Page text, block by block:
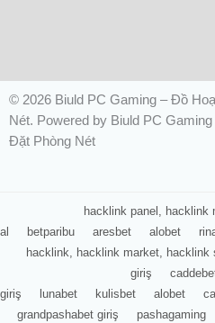
© 2026 Biuld PC Gaming – Đồ
Nét. Powered by Biuld PC
Đặt Phòng Nét
hacklink panel, hacklink
al
betparibu aresbet alobet
hacklink, hacklink market, hacklink
giriş
giriş
lunabet kulisbet alobet
grandpashabet giriş
pashagaming